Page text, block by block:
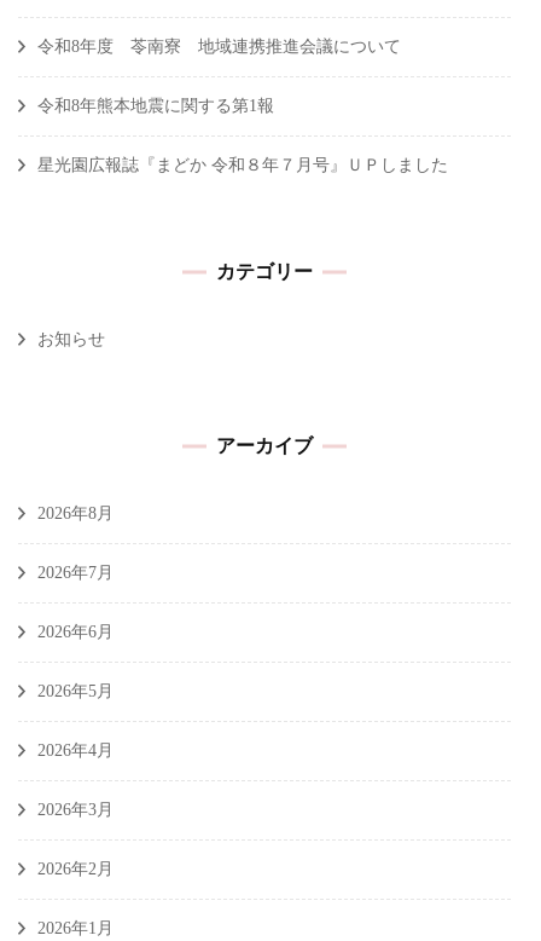
令和8年度 苓南寮 地域連携推進会議について
令和8年熊本地震に関する第1報
星光園広報誌『まどか 令和８年７月号』ＵＰしました
カテゴリー
お知らせ
アーカイブ
2026年8月
2026年7月
2026年6月
2026年5月
2026年4月
2026年3月
2026年2月
2026年1月